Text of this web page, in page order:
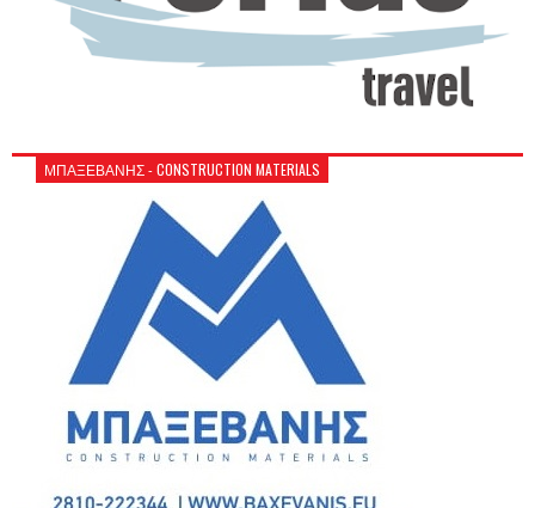
ΜΠΑΞΕΒΑΝΗΣ - CONSTRUCTION MATERIALS